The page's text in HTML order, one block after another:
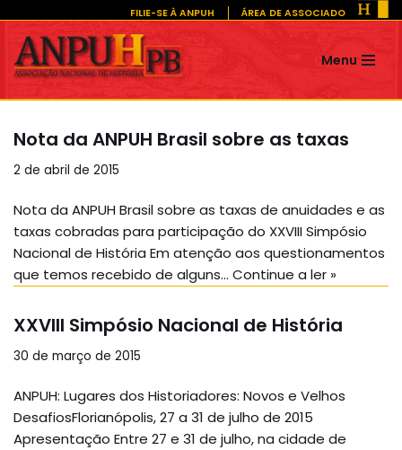
Pular
para
FILIE-SE À ANPUH ÁREA DE ASSOCIADO
Menu
Nota da ANPUH Brasil sobre as taxas
2 de abril de 2015
Nota da ANPUH Brasil sobre as taxas de anuidades e as
taxas cobradas para participação do XXVIII Simpósio
Nacional de História Em atenção aos questionamentos
que temos recebido de alguns… Continue a ler »
XXVIII Simpósio Nacional de História
30 de março de 2015
ANPUH: Lugares dos Historiadores: Novos e Velhos
DesafiosFlorianópolis, 27 a 31 de julho de 2015
Apresentação Entre 27 e 31 de julho, na cidade de